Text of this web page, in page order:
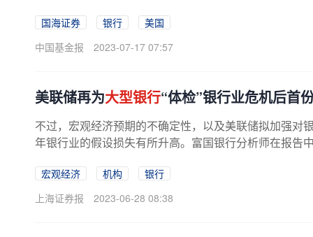
国海证券 银行
美国
中国基金报
2023-07-17 07:57
美联储再为大型银行“体检”银行业危机后首
不过，宏观经济预期的不确定性，以及美联储拟加强对
年银行业的假设损失有所升高。富国银行分析师在报告
宏观经济 机构
银行
上海证券报
2023-06-28 08:38